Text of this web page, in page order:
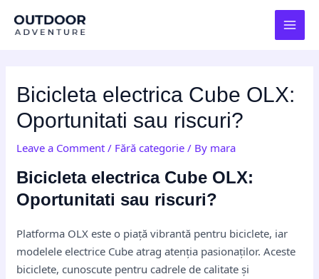
Bicicleta electrica Cube OLX:
Oportunitati sau riscuri?
Leave a Comment / Fără categorie / By mara
Bicicleta electrica Cube OLX:
Oportunitati sau riscuri?
Platforma OLX este o piață vibrantă pentru biciclete, iar
modelele electrice Cube atrag atenția pasionaților. Aceste
biciclete, cunoscute pentru cadrele de calitate și
navigation